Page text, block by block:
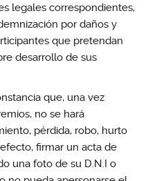
legales correspondientes,
por daños y
que pretendan
desarrollo de sus
que, una vez
no se hará
pérdida, robo, hurto
firmar un acta de
una foto de su D.N.I o